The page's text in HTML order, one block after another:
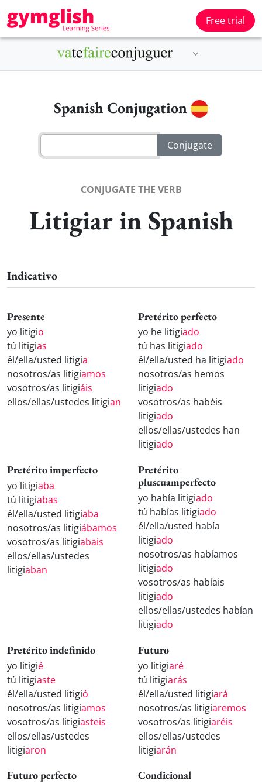
Free trial
Spanish Conjugation
CONJUGATE THE VERB
Litigiar in Spanish
Indicativo
Presente
yo litigio
tú litigias
él/ella/usted litigia
nosotros/as litigiamos
vosotros/as litigiáis
ellos/ellas/ustedes litigian
Pretérito perfecto
yo he litigiado
tú has litigiado
él/ella/usted ha litigiado
nosotros/as hemos
litigiado
vosotros/as habéis
litigiado
ellos/ellas/ustedes han
litigiado
Pretérito imperfecto
yo litigiaba
tú litigiabas
él/ella/usted litigiaba
nosotros/as litigiábamos
vosotros/as litigiabais
ellos/ellas/ustedes
litigiaban
Pretérito
pluscuamperfecto
yo había litigiado
tú habías litigiado
él/ella/usted había
litigiado
nosotros/as habíamos
litigiado
vosotros/as habíais
litigiado
ellos/ellas/ustedes habían
litigiado
Pretérito indefinido
yo litigié
tú litigiaste
él/ella/usted litigió
nosotros/as litigiamos
vosotros/as litigiasteis
ellos/ellas/ustedes
litigiaron
Futuro
yo litigiaré
tú litigiarás
él/ella/usted litigiará
nosotros/as litigiaremos
vosotros/as litigiaréis
ellos/ellas/ustedes
litigiarán
Futuro perfecto Condicional